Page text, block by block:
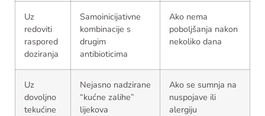
Uz
redoviti
raspored
doziranja
Samoinicijativne
kombinacije s
drugim
antibioticima
Ako nema
poboljšanja nakon
nekoliko dana
Uz
dovoljno
tekućine
Nejasno nadzirane
“kućne zalihe”
lijekova
Ako se sumnja na
nuspojave ili
alergiju